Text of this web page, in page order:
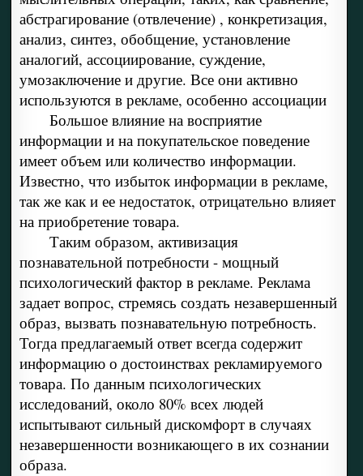
абстрагирование (отвлечение) , конкретизация,
анализ, синтез, обобщение, установление
аналогий, ассоциирование, суждение,
умозаключение и другие. Все они активно
используются в рекламе, особенно ассоциации
Большое влияние на восприятие
информации и на покупательское поведение
имеет объем или количество информации.
Известно, что избыток информации в рекламе,
так же как и ее недостаток, отрицательно влияет
на приобретение товара.
Таким образом, активизация
познавательной потребности - мощный
психологический фактор в рекламе. Реклама
задает вопрос, стремясь создать незавершенный
образ, вызвать познавательную потребность.
Тогда предлагаемый ответ всегда содержит
информацию о достоинствах рекламируемого
товара. По данным психологических
исследований, около 80% всех людей
испытывают сильный дискомфорт в случаях
незавершенности возникающего в их сознании
образа.